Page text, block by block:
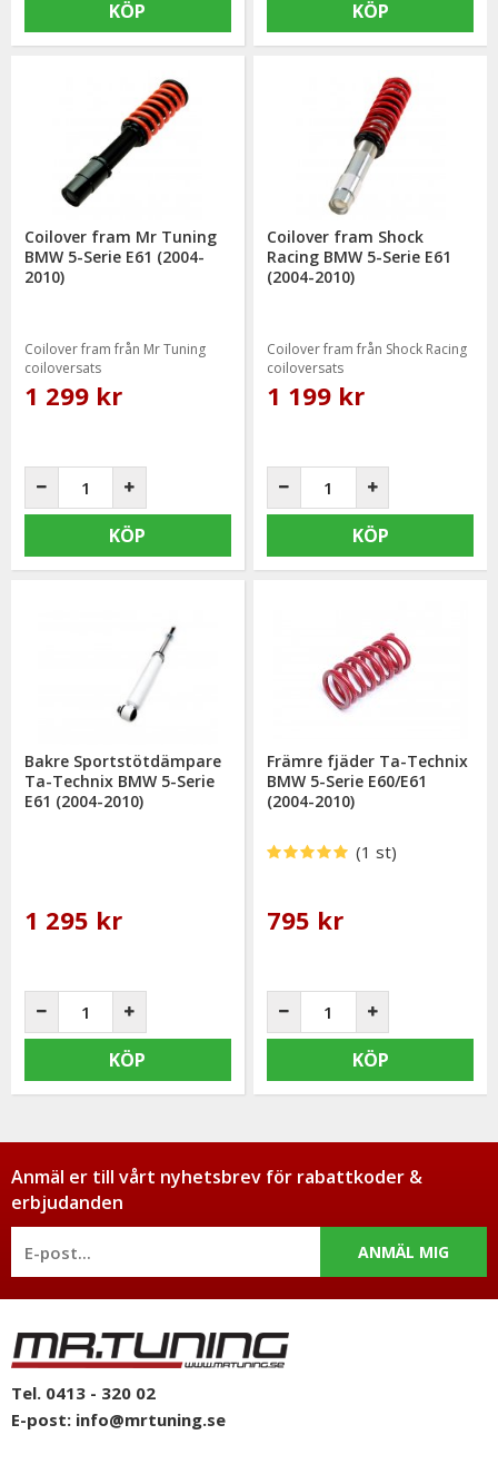
KÖP KÖP
Coilover fram Mr Tuning
BMW 5-Serie E61 (2004-
2010)
Coilover fram från Mr Tuning
coiloversats
1 299 kr
KÖP
Coilover fram Shock
Racing BMW 5-Serie E61
(2004-2010)
Coilover fram från Shock Racing
coiloversats
1 199 kr
KÖP
Bakre Sportstötdämpare
Ta-Technix BMW 5-Serie
E61 (2004-2010)
1 295 kr
KÖP
Främre fjäder Ta-Technix
BMW 5-Serie E60/E61
(2004-2010)
(1 st)
795 kr
KÖP
Anmäl er till vårt nyhetsbrev för rabattkoder &
erbjudanden
ANMÄL MIG
Tel. 0413 - 320 02
E-post: info@mrtuning.se